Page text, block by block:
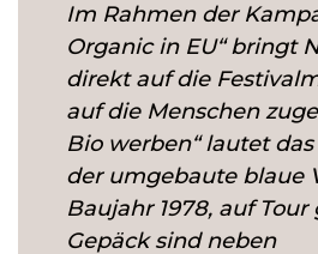
Im Rahmen der
Organic in EU“ bringt
direkt auf die
auf die Menschen
Bio werben“ lautet
der umgebaute blaue
Baujahr 1978, auf
Gepäck sind neben